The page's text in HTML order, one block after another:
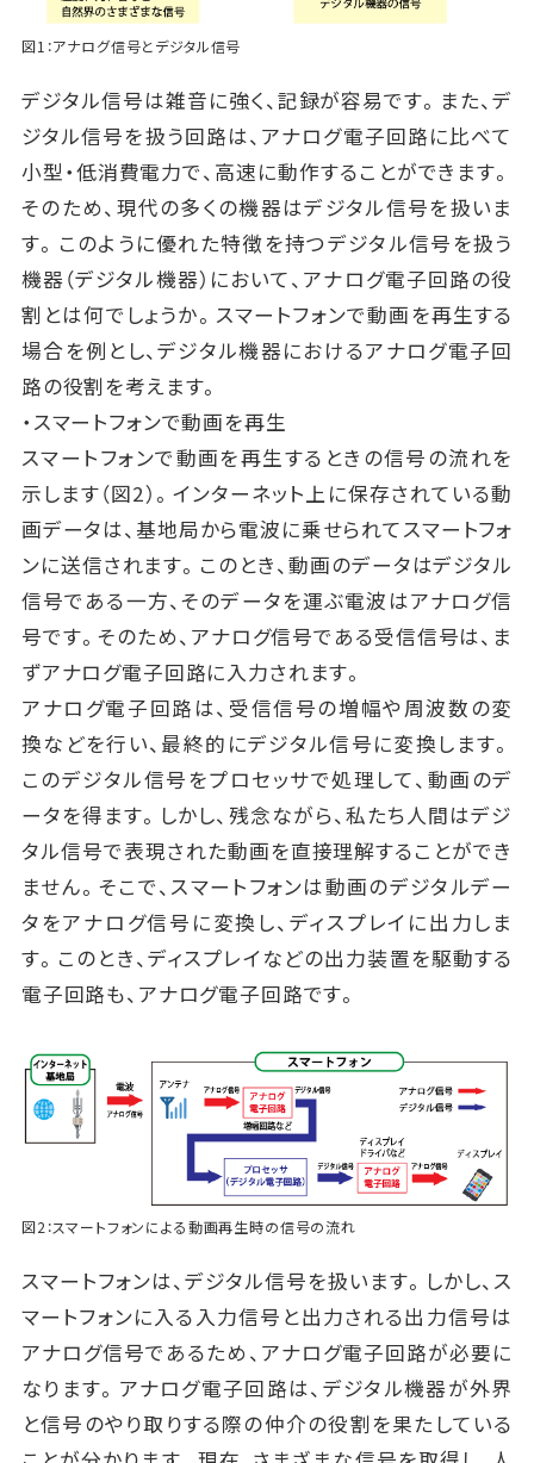
図1：アナログ信号とデジタル信号
デジタル信号は雑音に強く、記録が容易です。また、デ
ジタル信号を扱う回路は、アナログ電子回路に比べて
小型・低消費電力で、高速に動作することができます。
そのため、現代の多くの機器はデジタル信号を扱いま
す。このように優れた特徴を持つデジタル信号を扱う
機器（デジタル機器）において、アナログ電子回路の役
割とは何でしょうか。スマートフォンで動画を再生する
場合を例とし、デジタル機器におけるアナログ電子回
路の役割を考えます。
・スマートフォンで動画を再生
スマートフォンで動画を再生するときの信号の流れを
示します（図2）。インターネット上に保存されている動
画データは、基地局から電波に乗せられてスマートフォ
ンに送信されます。このとき、動画のデータはデジタル
信号である一方、そのデータを運ぶ電波はアナログ信
号です。そのため、アナログ信号である受信信号は、ま
ずアナログ電子回路に入力されます。
アナログ電子回路は、受信信号の増幅や周波数の変
換などを行い、最終的にデジタル信号に変換します。
このデジタル信号をプロセッサで処理して、動画のデ
ータを得ます。しかし、残念ながら、私たち人間はデジ
タル信号で表現された動画を直接理解することができ
ません。そこで、スマートフォンは動画のデジタルデー
タをアナログ信号に変換し、ディスプレイに出力しま
す。このとき、ディスプレイなどの出力装置を駆動する
電子回路も、アナログ電子回路です。
図2：スマートフォンによる動画再生時の信号の流れ
スマートフォンは、デジタル信号を扱います。しかし、ス
マートフォンに入る入力信号と出力される出力信号は
アナログ信号であるため、アナログ電子回路が必要に
なります。アナログ電子回路は、デジタル機器が外界
と信号のやり取りする際の仲介の役割を果たしている